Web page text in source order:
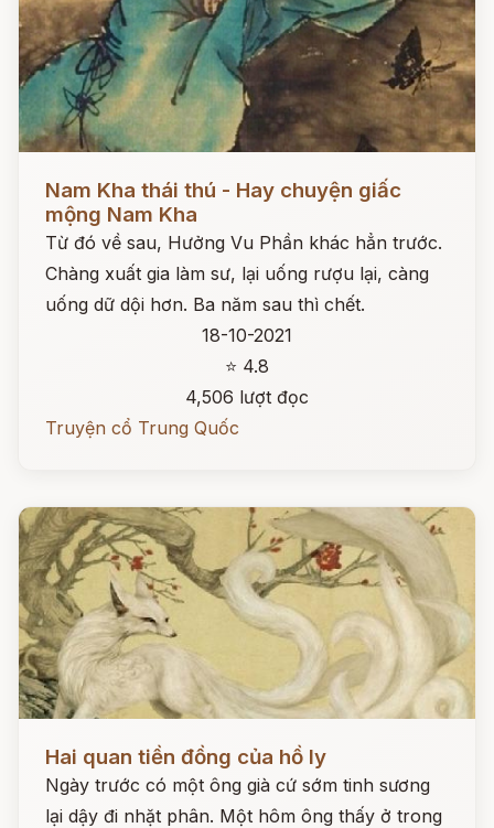
Nam Kha thái thú - Hay chuyện giấc
mộng Nam Kha
Từ đó về sau, Hưởng Vu Phần khác hẳn trước.
Chàng xuất gia làm sư, lại uống rượu lại, càng
uống dữ dội hơn. Ba năm sau thì chết.
18-10-2021
⭐ 4.8
4,506 lượt đọc
Truyện cổ Trung Quốc
Hai quan tiền đồng của hồ ly
Ngày trước có một ông già cứ sớm tinh sương
lại dậy đi nhặt phân. Một hôm ông thấy ở trong